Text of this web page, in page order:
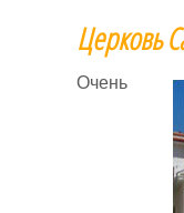
Церковь
Очень